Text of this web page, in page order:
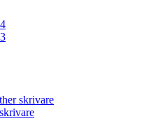
skrivare